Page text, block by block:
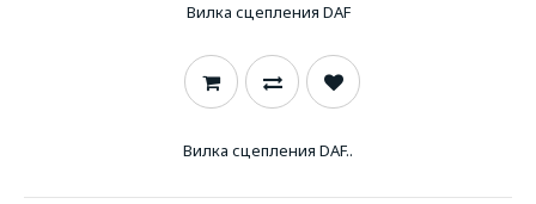
Вилка сцепления DAF
Вилка сцепления DAF..